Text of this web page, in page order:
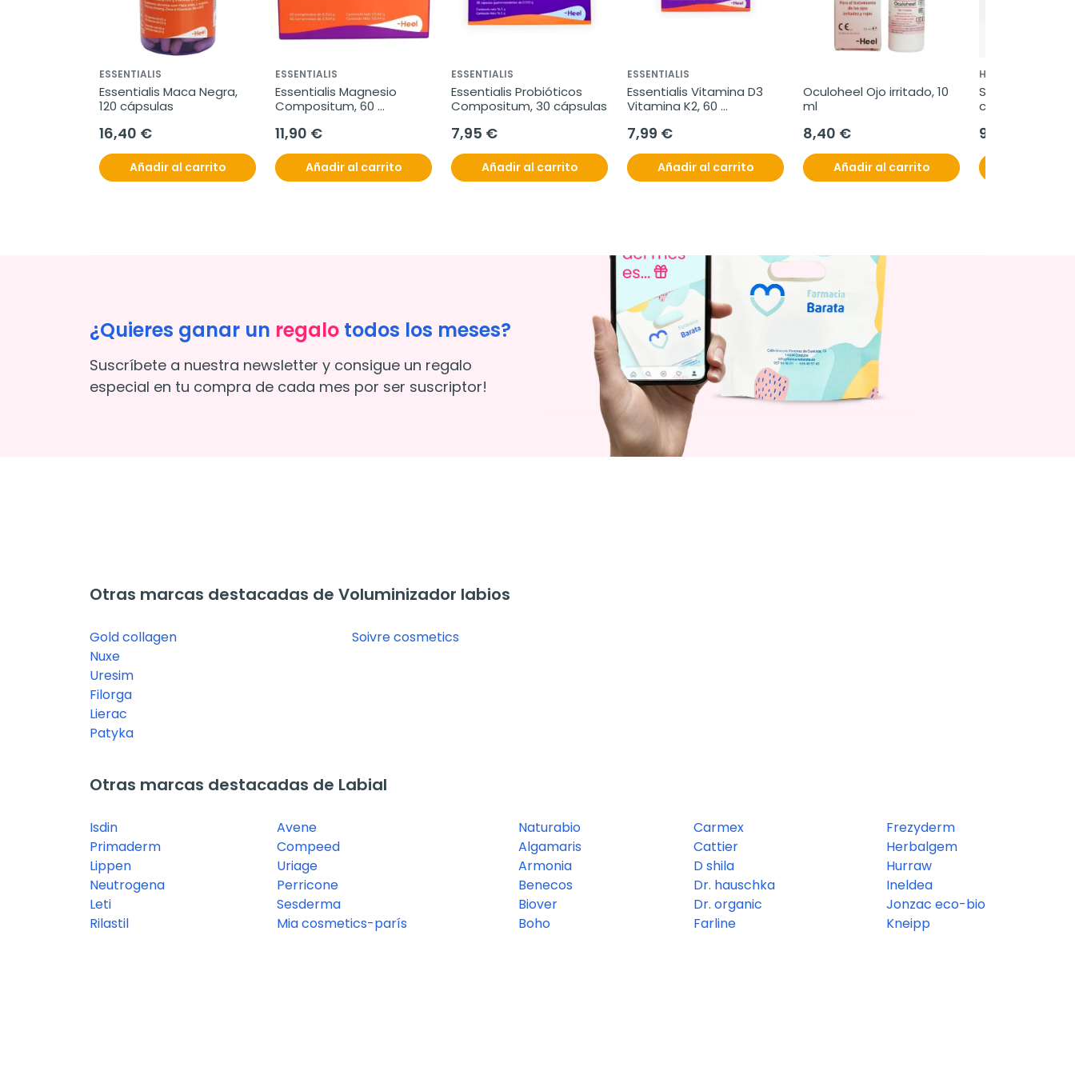
ESSENTIALIS
Essentialis Maca Negra,
120 cápsulas
16,40 €
Añadir al carrito
ESSENTIALIS
Essentialis Magnesio
Compositum, 60
11,90 €
Añadir al carrito
ESSENTIALIS
Essentialis Probióticos
Compositum, 30 cápsulas
7,95 €
Añadir al carrito
ESSENTIALIS
Essentialis Vitamina D3
Vitamina K2, 60
7,99 €
Añadir al carrito
Oculoheel Ojo irritado, 10
ml
8,40 €
Añadir al carrito
HEEL
Sleepeel
caramelos de
9,95 €
¿Quieres ganar un regalo todos los meses?
Suscríbete a nuestra newsletter y consigue un regalo
especial en tu compra de cada mes por ser suscriptor!
Otras marcas destacadas de Voluminizador labios
Gold collagen
Nuxe
Uresim
Filorga
Lierac
Patyka
Soivre cosmetics
Otras marcas destacadas de Labial
Isdin
Primaderm
Lippen
Neutrogena
Leti
Rilastil
Avene
Compeed
Uriage
Perricone
Sesderma
Mia cosmetics-parís
Naturabio
Algamaris
Armonia
Benecos
Biover
Boho
Carmex
Cattier
D shila
Dr. hauschka
Dr. organic
Farline
Frezyderm
Herbalgem
Hurraw
Ineldea
Jonzac eco-bio
Kneipp